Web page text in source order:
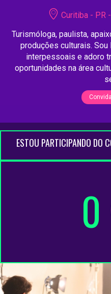
Curitiba - PR
Turismóloga, paulista,
produções culturais.
interpessoais e adoro
oportunidades na área
ESTOU PARTICIPANDO DO
0